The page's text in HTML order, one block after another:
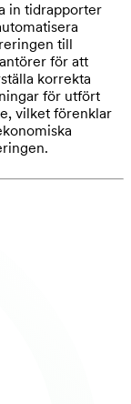
in tidrapporter
till
för att
korrekta
för utfört
vilket förenklar